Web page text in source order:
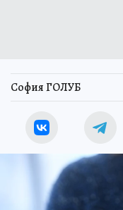
София ГОЛУБ